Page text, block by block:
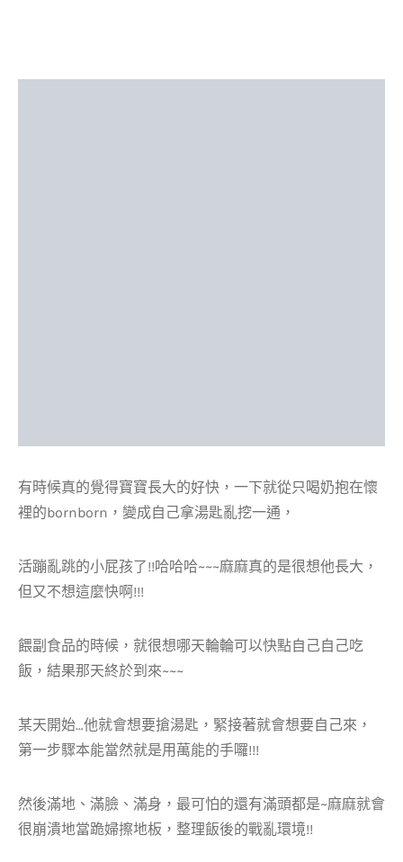
有時候真的覺得寶寶長大的好快，一下就從只喝奶抱在懷
裡的bornborn，變成自己拿湯匙亂挖一通，
活蹦亂跳的小屁孩了!!哈哈哈~~~麻麻真的是很想他長大，
但又不想這麼快啊!!!
餵副食品的時候，就很想哪天輪輪可以快點自己自己吃
飯，結果那天終於到來~~~
某天開始…他就會想要搶湯匙，緊接著就會想要自己來，
第一步驟本能當然就是用萬能的手囉!!!
然後滿地、滿臉、滿身，最可怕的還有滿頭都是~麻麻就會
很崩潰地當跪婦擦地板，整理飯後的戰亂環境!!